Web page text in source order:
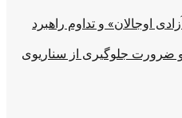
اوجالان» و تداوم راهبرد
و ضرورت جلوگیری از سناریوی